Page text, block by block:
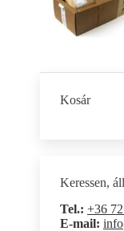
Kosár
Keressen,
Tel.: +36
E-mail: